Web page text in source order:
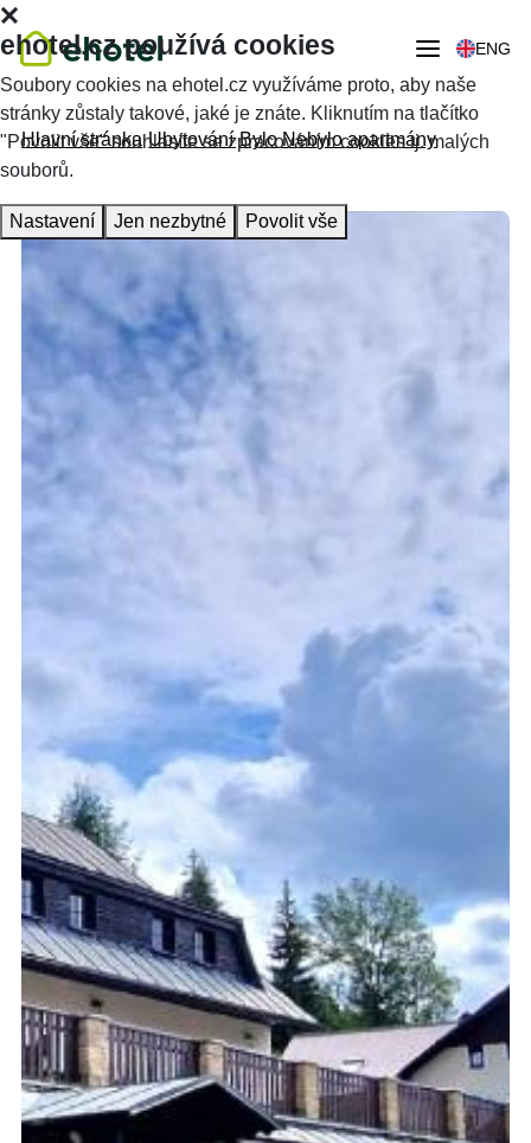
ENG
Hlavní stránka Ubytování Bylo Nebylo apartmány
ehotel.cz používá cookies
Soubory cookies na ehotel.cz využíváme proto, aby naše
stránky zůstaly takové, jaké je znáte. Kliknutím na tlačítko
"Povolit vše" souhlasíte se zpracováním cookies tj. malých
souborů.
Nastavení Jen nezbytné Povolit vše